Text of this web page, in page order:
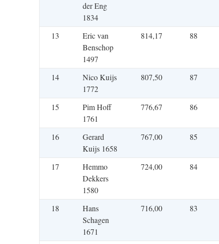
der Eng
1834
13
Eric van
Benschop
1497
814,17 88
14
Nico Kuijs
1772
807,50 87
15
Pim Hoff
1761
776,67 86
16
Gerard
Kuijs 1658
767,00 85
17
Hemmo
Dekkers
1580
724,00 84
18
Hans
Schagen
1671
716,00 83